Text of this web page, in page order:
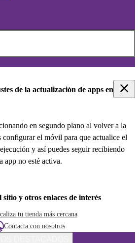
de la actualización de apps en
en segundo plano al volver a la
configurar el móvil para que actualice el
y así puedes seguir recibiendo
app no esté activa.
y otros enlaces de interés
tu tienda más cercana
Contacta con nosotros